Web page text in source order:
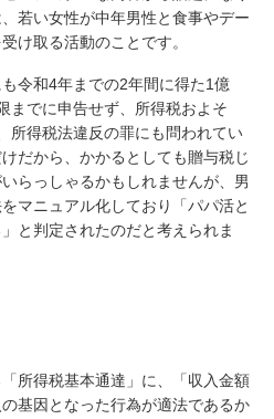
若い女性が中年男性と食事やデー
け取る活動のことです。
令和4年までの2年間に得た1億
までに申告せず、所得税およそ
所得税法違反の罪にも問われてい
だから、かかるとしても贈与税じ
らっしゃるかもしれませんが、男
マニュアル化しており「パパ活と
と判定されたのだと考えられま
所得税基本通達」に、「収入金額
基因となった行為が適法であるか